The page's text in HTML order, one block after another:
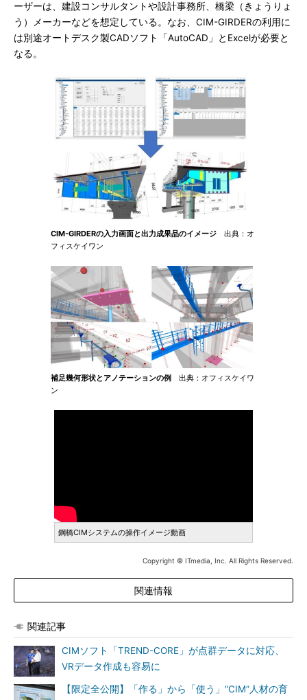
ーザーは、建設コンサルタントや設計事務所、橋梁（きょうりょ
う）メーカーなどを想定している。なお、CIM-GIRDERの利用に
は別途オートデスク製CADソフト「AutoCAD」とExcelが必要と
なる。
CIM-GIRDERの入力画面と出力成果品のイメージ 出典：オ
フィスケイワン
補足幾何形状とアノテーションの例
出典：オフィスケイワ
ン
鋼橋CIMシステムの操作イメージ動画
Copyright © ITmedia, Inc. All Rights Reserved.
関連情報
関連記事
CIMソフト「TREND-CORE」が点群データに対応、
VRデータ作成も容易に
【限定全公開】「作る」から「使う」“CIM”人材の育